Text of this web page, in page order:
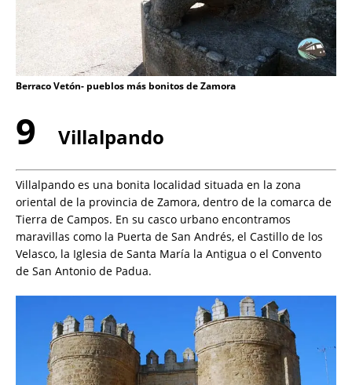
Berraco Vetón- pueblos más bonitos de Zamora
9 Villalpando
Villalpando es una bonita localidad situada en la zona
oriental de la provincia de Zamora, dentro de la comarca de
Tierra de Campos. En su casco urbano encontramos
maravillas como la Puerta de San Andrés, el Castillo de los
Velasco, la Iglesia de Santa María la Antigua o el Convento
de San Antonio de Padua.